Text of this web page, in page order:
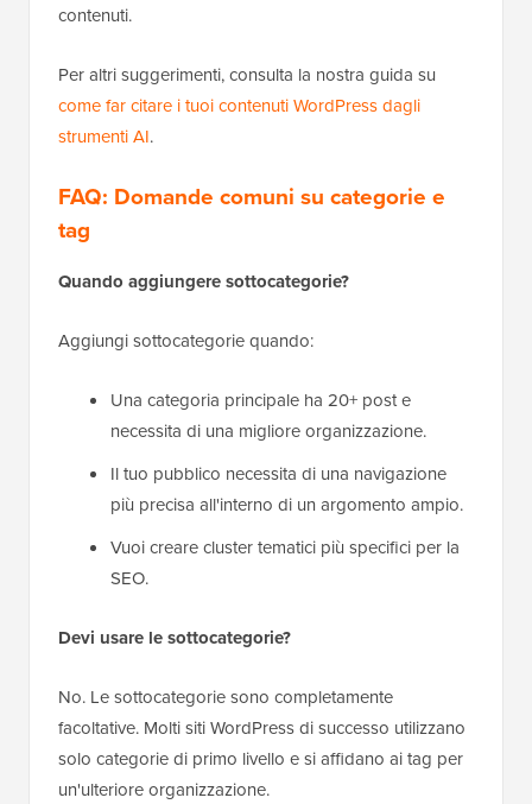
contenuti.
Per altri suggerimenti, consulta la nostra guida su
come far citare i tuoi contenuti WordPress dagli
strumenti AI.
FAQ: Domande comuni su categorie e
tag
Quando aggiungere sottocategorie?
Aggiungi sottocategorie quando:
Una categoria principale ha 20+ post e
necessita di una migliore organizzazione.
Il tuo pubblico necessita di una navigazione
più precisa all'interno di un argomento ampio.
Vuoi creare cluster tematici più specifici per la
SEO.
Devi usare le sottocategorie?
No. Le sottocategorie sono completamente
facoltative. Molti siti WordPress di successo utilizzano
solo categorie di primo livello e si affidano ai tag per
un'ulteriore organizzazione.